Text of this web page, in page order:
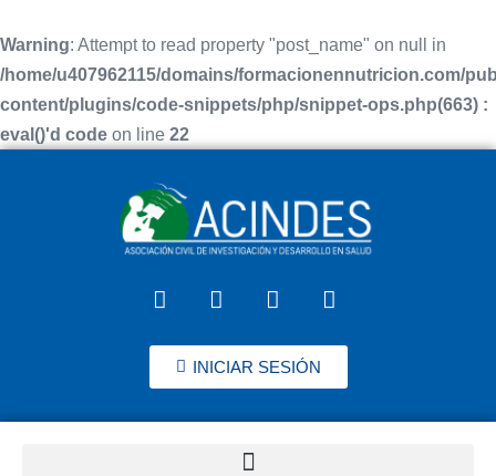
Warning: Attempt to read property "post_name" on null in
/home/u407962115/domains/formacionennutricion.com/
content/plugins/code-snippets/php/snippet-ops.php(663) :
eval()'d code on line 22
INICIAR SESIÓN